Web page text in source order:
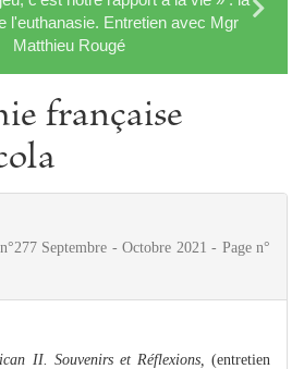
l'euthanasie. Entretien avec Mgr
Matthieu Rougé
française
Septembre - Octobre 2021 - Page n°
II. Souvenirs et Réflexions, (entretien